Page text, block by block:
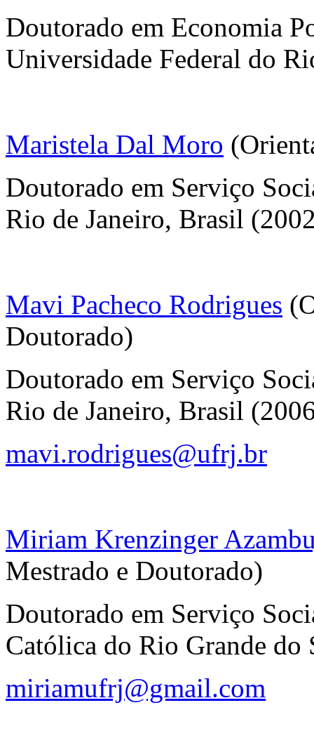
Doutorado em Economia
Universidade Federal do
Maristela Dal Moro
Doutorado em Serviço
Rio de Janeiro, Brasil
Mavi Pacheco Rodrigues
Doutorado)
Doutorado em Serviço
Rio de Janeiro, Brasil
mavi.rodrigues@ufrj.br
Miriam Krenzinger
Mestrado e Doutorado)
Doutorado em Serviço
Católica do Rio Grande
miriamufrj@gmail.com